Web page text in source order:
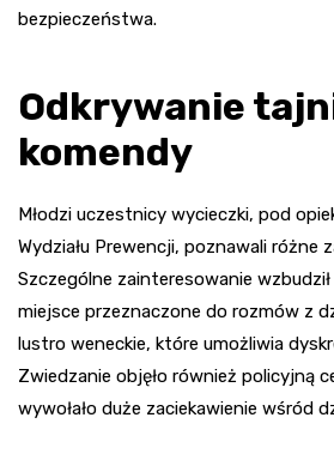
bezpieczeństwa.
Odkrywanie
komendy
Młodzi uczestnicy wycieczki, pod
Wydziału Prewencji, poznawali różne
Szczególne zainteresowanie wzbudził
miejsce przeznaczone do rozmów z
lustro weneckie, które umożliwia
Zwiedzanie objęło również policyjną
wywołało duże zaciekawienie wśród